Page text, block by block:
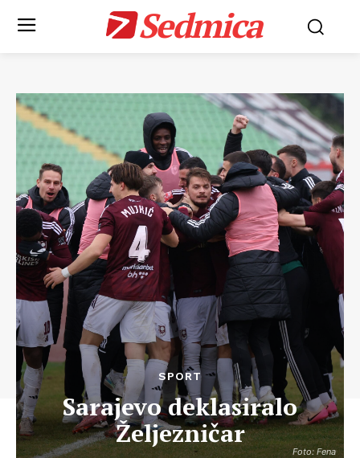
Sedmica
Foto: Fena
SPORT
Sarajevo deklasiralo
Željezničar